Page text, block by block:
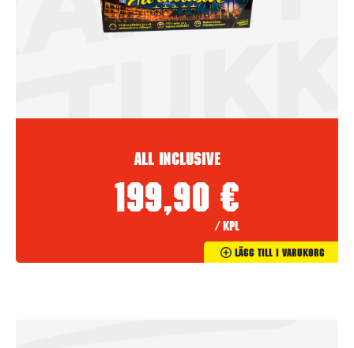
All inclusive
199,90 €
/ kpl
Lägg Till I Varukorg